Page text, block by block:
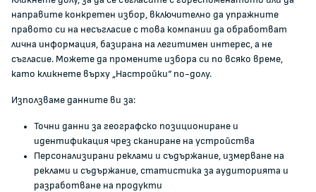
Документи и други актове
Информация
Полезни връзки
ЖАЛБИ И РЕГИСТРИ
Регистър на опасните стоки
Регистър на е-адреси на ЮЛ нежелаещи да получават
Помирителна комисия
направите конкретен избор, включително да упражните
правото си на несъгласие с това компании да обработват
лична информация, базирана на легитимен интерес, а не
съгласие. Можете да промените избора си по всяко време,
като кликнете върху „Настройки“ по-долу.
Използваме данните ви за:
Точни данни за географско позициониране и
идентификация чрез сканиране на устройства
Персонализирани реклами и съдържание, измерване на
реклами и съдържание, статистика за аудиторията и
разработване на продукти